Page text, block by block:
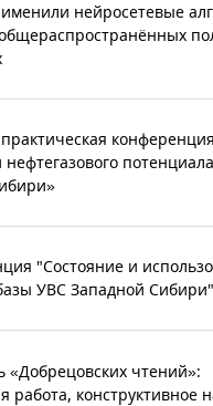
нейросетевые
потенциала
"Состояние и
УВС Западной Сибири"
«Добрецовских чтений»:
работа, конструктивное